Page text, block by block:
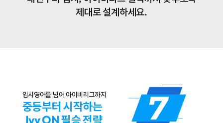
제대로 설계하세요.
입시영어를 넘어 아이비리그까지
중등부터 시작하는
Ivy ON 필승 전략